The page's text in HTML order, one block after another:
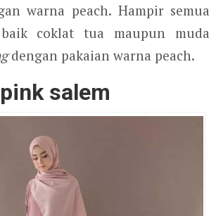
warna peach. Hampir semua
coklat tua maupun muda
dengan pakaian warna peach.
salem